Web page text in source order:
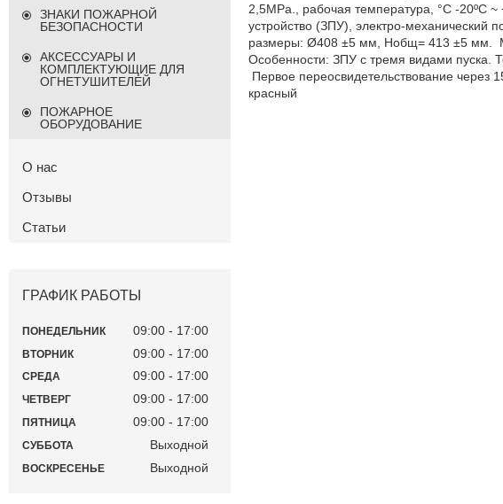
2,5МРа., рабочая температура, °С -20ºС ~
устройство (ЗПУ), электро-механический
размеры: Ø408 ±5 мм, Hобщ= 413 ±5 мм.
Особенности: ЗПУ с тремя видами пуска.
Первое переосвидетельствование
красный
ЗНАКИ ПОЖАРНОЙ
БЕЗОПАСНОСТИ
АКСЕССУАРЫ И
КОМПЛЕКТУЮЩИЕ ДЛЯ
ОГНЕТУШИТЕЛЕЙ
ПОЖАРНОЕ
ОБОРУДОВАНИЕ
О нас
Отзывы
Статьи
ГРАФИК РАБОТЫ
ПОНЕДЕЛЬНИК 09:00 17:00
ВТОРНИК 09:00 17:00
СРЕДА 09:00 17:00
ЧЕТВЕРГ 09:00 17:00
ПЯТНИЦА 09:00 17:00
СУББОТА Выходной
ВОСКРЕСЕНЬЕ Выходной